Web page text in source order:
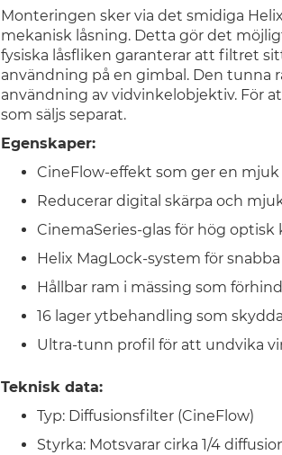
Monteringen sker via det smidiga
mekanisk låsning. Detta gör det
fysiska låsfliken garanterar att filtret
användning på en gimbal. Den tunna
användning av vidvinkelobjektiv. För
som säljs separat.
Egenskaper:
CineFlow-effekt som ger en
Reducerar digital skärpa och
CinemaSeries-glas för hög
Helix MagLock-system för
Hållbar ram i mässing som
16 lager ytbehandling som
Ultra-tunn profil för att undvika
Teknisk data:
Typ: Diffusionsfilter (CineFlow)
Styrka: Motsvarar cirka 1/4